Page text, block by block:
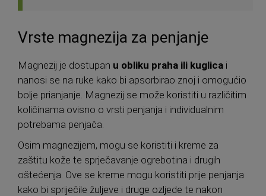
Vrste magnezija za penjanje
Magnezij je dostupan u obliku praha ili kuglica i
nanosi se na ruke kako bi apsorbirao znoj i omogućio
bolje prianjanje. Magnezij se može koristiti u različitim
količinama ovisno o vrsti penjanja i individualnim
potrebama penjača.
Osim magnezijem, mogu se koristiti i kreme za
zaštitu kože te sprječavanje ogrebotina i drugih
oštećenja. Ove se kreme mogu koristiti prije penjanja
kako bi spriječile žuljeve i druge ozljede te nakon